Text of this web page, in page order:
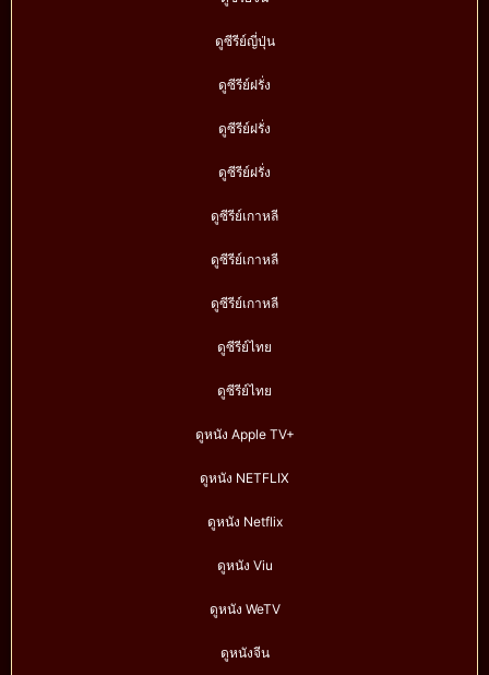
ดูซีรีย์ญี่ปุ่น
ดูซีรีย์ฝรั่ง
ดูซีรีย์ฝรั่ง
ดูซีรีย์ฝรั่ง
ดูซีรีย์เกาหลี
ดูซีรีย์เกาหลี
ดูซีรีย์เกาหลี
ดูซีรีย์ไทย
ดูซีรีย์ไทย
ดูหนัง Apple TV+
ดูหนัง NETFLIX
ดูหนัง Netflix
ดูหนัง Viu
ดูหนัง WeTV
ดูหนังจีน